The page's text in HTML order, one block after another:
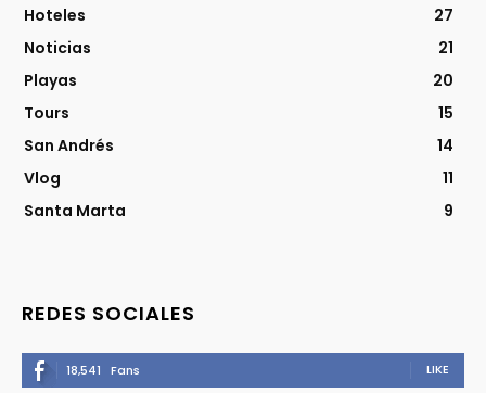
Hoteles
27
Noticias
21
Playas
20
Tours
15
San Andrés
14
Vlog
11
Santa Marta
9
REDES SOCIALES
18,541 Fans LIKE